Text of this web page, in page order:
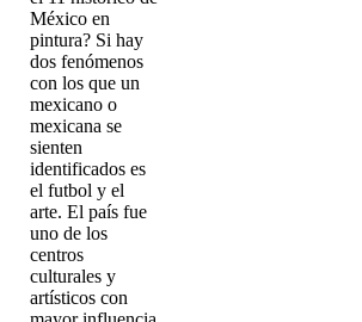
México en
pintura? Si hay
dos fenómenos
con los que un
mexicano o
mexicana se
sienten
identificados es
el futbol y el
arte. El país fue
uno de los
centros
culturales y
artísticos con